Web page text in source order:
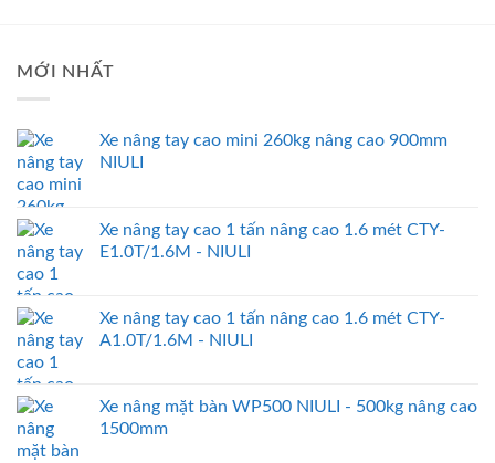
MỚI NHẤT
Xe nâng tay cao mini 260kg nâng cao 900mm
NIULI
Xe nâng tay cao 1 tấn nâng cao 1.6 mét CTY-
E1.0T/1.6M - NIULI
Xe nâng tay cao 1 tấn nâng cao 1.6 mét CTY-
A1.0T/1.6M - NIULI
Xe nâng mặt bàn WP500 NIULI - 500kg nâng cao
1500mm